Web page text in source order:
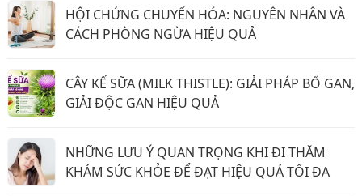
HỘI CHỨNG CHUYỂN HÓA: NGUYÊN NHÂN VÀ
CÁCH PHÒNG NGỪA HIỆU QUẢ
CÂY KẾ SỮA (MILK THISTLE): GIẢI PHÁP BỔ GAN,
GIẢI ĐỘC GAN HIỆU QUẢ
NHỮNG LƯU Ý QUAN TRỌNG KHI ĐI THĂM
KHÁM SỨC KHỎE ĐỂ ĐẠT HIỆU QUẢ TỐI ĐA